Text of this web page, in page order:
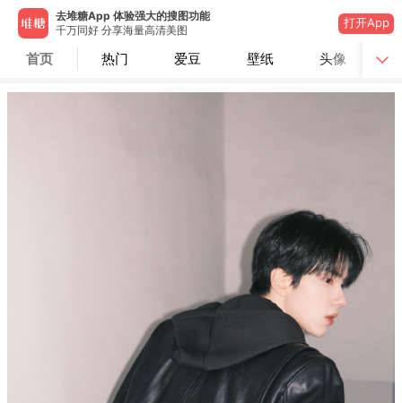
去堆糖App 体验强大的搜图功能
千万同好 分享海量高清美图
打开App
首页 热门 爱豆 壁纸 头像